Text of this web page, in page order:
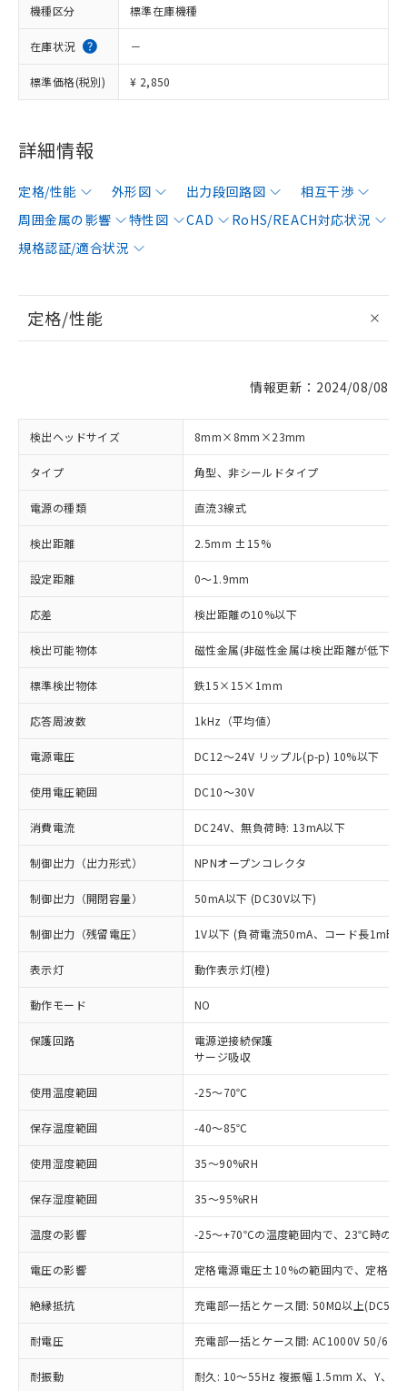
機種区分 標準在庫機種
在庫状況 －
標準価格(税別) ¥ 2,850
詳細情報
定格/性能 外形図 出力段回路図
相互干渉
周囲金属の影響
特性図 CAD
RoHS/REACH対応状況
規格認証/適合状況
定格/性能
情報更新：2024/08/08
検出ヘッドサイズ 8mm×8mm×23mm
タイプ 角型、非シールドタイプ
電源の種類 直流3線式
検出距離 2.5mm ±15%
設定距離 0～1.9mm
応差 検出距離の10%以下
検出可能物体 磁性金属(非磁性金属は検出距離が低下し
標準検出物体 鉄15×15×1mm
応答周波数 1kHz（平均値）
電源電圧 DC12～24V リップル(p-p) 10%以下
使用電圧範囲 DC10～30V
消費電流 DC24V、無負荷時: 13mA以下
制御出力（出力形式） NPNオープンコレクタ
制御出力（開閉容量） 50mA以下 (DC30V以下)
制御出力（残留電圧） 1V以下 (負荷電流50mA、コード長1m時)
表示灯 動作表示灯(橙)
動作モード NO
保護回路
電源逆接続保護
サージ吸収
使用温度範囲 -25～70℃
保存温度範囲 -40～85℃
使用湿度範囲 35～90%RH
保存湿度範囲 35～95%RH
温度の影響 -25～+70℃の温度範囲内で、23℃時の
電圧の影響 定格電源電圧±10%の範囲内で、定格電
絶縁抵抗 充電部一括とケース間: 50MΩ以上
耐電圧 充電部一括とケース間: AC1000V 50/
耐振動 耐久: 10～55Hz 複振幅 1.5mm X、Y、Z
ご利用条件
以下の条件をお読みいただき、同意のうえ
本サービスは、当社制御機器事業取扱
商品の当社在庫状況および標準価格
(税抜)を提供させていただくもので
当社制御機器事業取扱商品の中には、
本サービスの対象外となる商品もある
ことをご了承ください。
在庫状況および標準価格照会結果は、
記載している更新日時点での社内デー
タに基づき作成されるものであり、閲
覧された時点での実際の在庫および標
対応済み：EU RoHS指令（10物質）の
非含有に対応した製品が提供可能な商品で
す。
対応予定：EU RoHS指令（10物質）の非含
有に対応した製品に切り替える予定のある
商品です。
対応予定なし：EU RoHS指令（10物質）の
非含有に非対応の商品で、対応品を出す予
調査・確認中：EU RoHS指令（10物質）の
非含有の対応状況を調査中または確認中の
非該当品：ライセンス料など無形物で、有
害物質有無と関係のない商品です。
仕入先様の事情により、非含有部品として
いたものが、含有品と判明した場合などや
むを得ず変更することがあります。
*EU RoHS指令（10物質）：
鉛(Pb) 1000ppm以下、 水銀(Hg) 1000ppm以下、 カド
ミウム(Cd) 100ppm以下、
六価クロム(Cr(Ⅵ)) 1000ppm以下、ポリ臭化ビフェニル
※1 中国RoHS○×表
「○」：最大均質材料含有率が中国RoHSの
基準値以下であることを示します。
「×」：最大均質材料含有率が中国RoHSの
基準値を超えていることを示します。
「－」：未確認です。当社販売部門へお問
い合わせください。
*中国RoHS10物質の基準値 (GB/T26572)：
Pb(鉛) :1000ppm、 Hg(水銀) : 1000ppm、 Cd(カドミウ
当社は、これら貴社製品のうち、外国
為替および外国貿易法に定める商品
（以下｢規制貨物等」という）を輸出
または国外への提供する場合は、日本
国政府の輸出許可(または役務取引許
可)を取得するなどの必要な手続きを